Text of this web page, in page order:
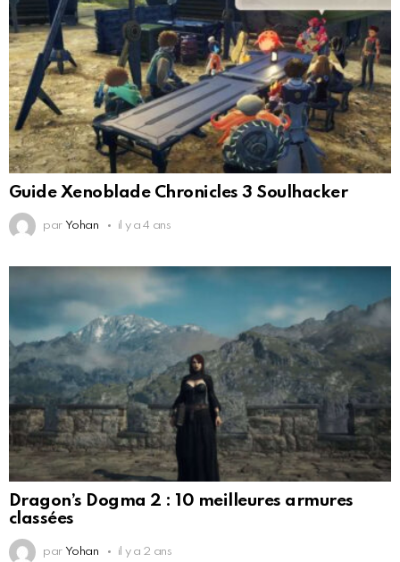
Guide Xenoblade Chronicles 3 Soulhacker
par Yohan il y a 4 ans
Dragon’s Dogma 2 : 10 meilleures armures
classées
par Yohan il y a 2 ans